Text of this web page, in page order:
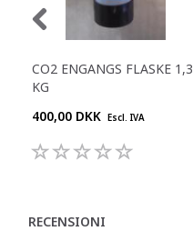
CO2 ENGANGS FLASKE 1,3
KG
400,00 DKK Escl. IVA
RECENSIONI